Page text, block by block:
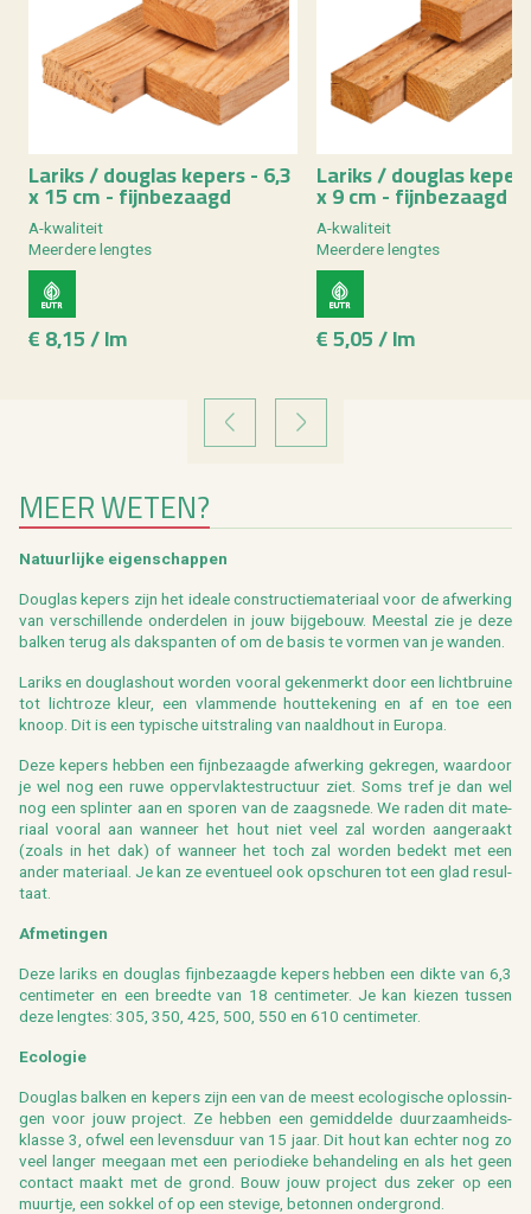
La­riks / dou­g­las ke­pers - 6,3
x 15 cm - fijn­be­zaagd
A-kwa­li­teit
Meer­de­re leng­tes
€ 8,15 / lm
La­riks / dou­g­las
x 9 cm - fijn­be­zaagd
A-kwa­li­teit
Meer­de­re leng­tes
€ 5,05 / lm
VORIGE VOLGENDE
MEER WETEN?
Na­tuur­lij­ke ei­gen­schap­pen
Dou­g­las ke­pers zijn het ide­a­le con­struc­tie­ma­te­ri­aal voor de af­wer­king
van ver­schil­len­de on­der­de­len in jouw bij­ge­bouw. Mee­st­al zie je deze
bal­ken terug als dakspan­ten of om de basis te vor­men van je wan­den.
La­riks en dou­g­las­hout wor­den voor­al ge­ken­merkt door een licht­brui­ne
tot licht­ro­ze kleur, een vlam­men­de hout­te­ke­ning en af en toe een
knoop. Dit is een ty­pi­sche uit­stra­ling van naald­hout in Eu­ro­pa.
Deze ke­pers heb­ben een fijn­be­zaag­de af­wer­king ge­kre­gen, waar­door
je wel nog een ruwe op­per­vlak­te­struc­tuur ziet. Soms tref je dan wel
nog een splin­ter aan en spo­ren van de zaag­sne­de. We raden dit ma­te­
ri­aal voor­al aan wan­neer het hout niet veel zal wor­den aan­ge­raakt
(zoals in het dak) of wan­neer het toch zal wor­den be­dekt met een
ander ma­te­ri­aal. Je kan ze even­tu­eel ook op­schu­ren tot een glad re­sul­
taat.
Af­me­tin­gen
Deze la­riks en dou­g­las fijn­be­zaag­de ke­pers heb­ben een dikte van 6,3
cen­ti­me­ter en een breed­te van 18 cen­ti­me­ter. Je kan kie­zen tus­sen
deze leng­tes: 305, 350, 425, 500, 550 en 610 cen­ti­me­ter.
Eco­lo­gie
Dou­g­las bal­ken en ke­pers zijn een van de meest eco­lo­gi­sche op­los­sin­
gen voor jouw pro­ject. Ze heb­ben een ge­mid­del­de duur­zaam­heids­
klas­se 3, ofwel een le­vens­duur van 15 jaar. Dit hout kan ech­ter nog zo
veel lan­ger mee­gaan met een pe­ri­o­die­ke be­han­de­ling en als het geen
con­tact maakt met de grond. Bouw jouw pro­ject dus zeker op een
muur­tje, een sok­kel of op een ste­vi­ge, be­ton­nen on­der­grond.